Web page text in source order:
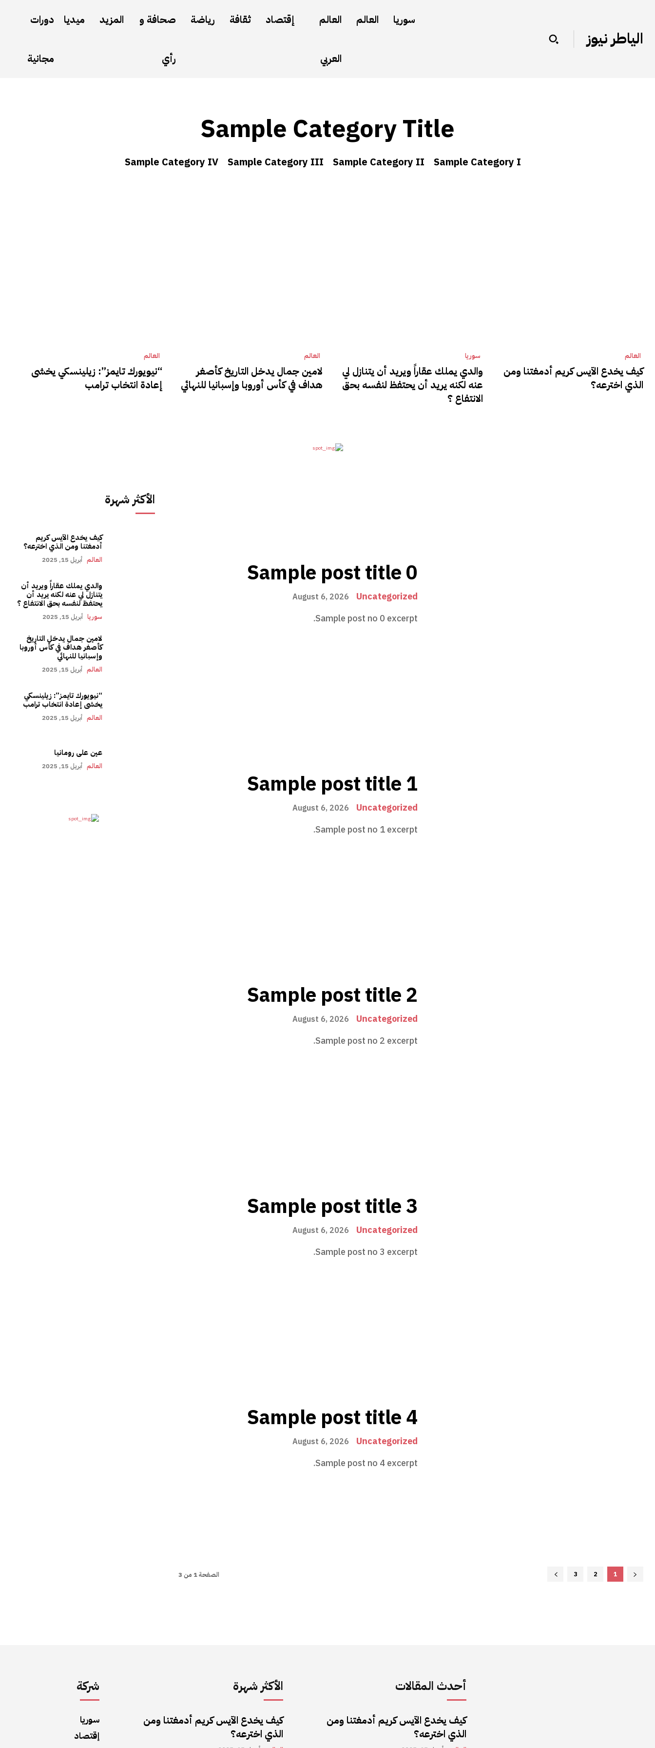
الياطر نيوز
سوريا العالم العالم
العربي
إقتصاد ثقافة رياضة صحافة و
رأي
المزيد ميديا دورات
مجانية
Sample Category Title
Sample Category I
Sample Category II
Sample Category III
Sample Category IV
العالم
كيف يخدع الآيس كريم أدمغتنا ومن
الذي اخترعه؟
سوريا
والدي يملك عقاراً ويريد أن يتنازل لي
عنه لكنه يريد أن يحتفظ لنفسه بحق
الانتفاع ؟
العالم
لامين جمال يدخل التاريخ كأصغر
هداف في كأس أوروبا وإسبانيا للنهائي
العالم
“نيويورك تايمز”: زيلينسكي يخشى
إعادة انتخاب ترامب
الأكثر شهرة
كيف يخدع الآيس كريم
أدمغتنا ومن الذي اخترعه؟
العالم أبريل 15, 2025
والدي يملك عقاراً ويريد أن
يتنازل لي عنه لكنه يريد أن
يحتفظ لنفسه بحق الانتفاع ؟
سوريا أبريل 15, 2025
لامين جمال يدخل التاريخ
كأصغر هداف في كأس أوروبا
وإسبانيا للنهائي
العالم أبريل 15, 2025
“نيويورك تايمز”: زيلينسكي
يخشى إعادة انتخاب ترامب
العالم أبريل 15, 2025
عين على رومانيا
العالم أبريل 15, 2025
Sample post title 0
Uncategorized
August 6, 2026
Sample post no 0 excerpt.
Sample post title 1
Uncategorized
August 6, 2026
Sample post no 1 excerpt.
Sample post title 2
Uncategorized
August 6, 2026
Sample post no 2 excerpt.
Sample post title 3
Uncategorized
August 6, 2026
Sample post no 3 excerpt.
Sample post title 4
Uncategorized
August 6, 2026
Sample post no 4 excerpt.
1
2
3 الصفحة 1 من 3
شركة
سوريا
إقتصاد
الأكثر شهرة
كيف يخدع الآيس كريم أدمغتنا ومن
الذي اخترعه؟
أحدث المقالات
كيف يخدع الآيس كريم أدمغتنا ومن
الذي اخترعه؟